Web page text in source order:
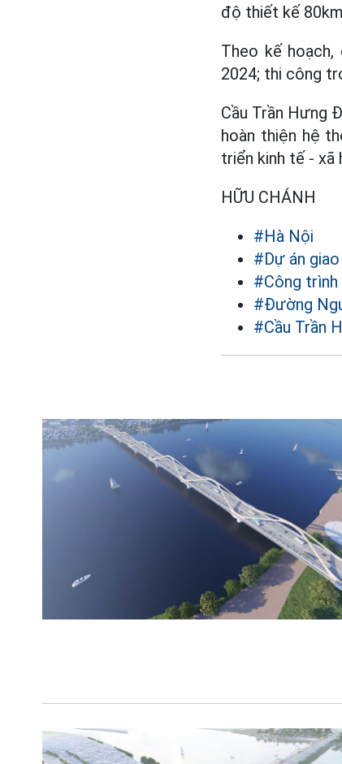
độ thiết kế
Theo kế
2024; thi công
Cầu Trần Hưng
hoàn thiện hệ
triển kinh tế - xã
HỮU CHÁNH
#Hà Nội
#Dự án
#Công
#Đường
#Cầu Trần